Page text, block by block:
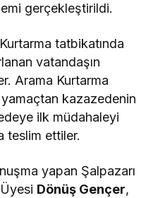
gerçekleştirildi.
tatbikatında
vatandaşın
Arama Kurtarma
kazazedenin
ilk müdahaleyi
teslim ettiler.
yapan Şalpazarı
Dönüş Gençer,